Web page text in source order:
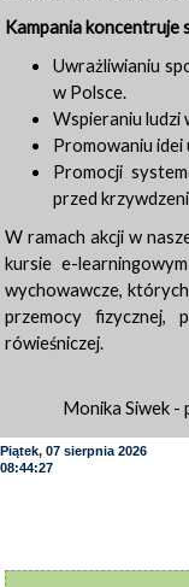
Kampania koncentruje
Uwrażliwianiu
w Polsce.
Wspieraniu ludzi
Promowaniu
Promocji
przed
W ramach akcji w
kursie e-
wychowawcze,
przemocy fizycznej,
rówieśniczej.
Monika Siwek -
Piątek, 07 sierpnia 2026
08:44:28